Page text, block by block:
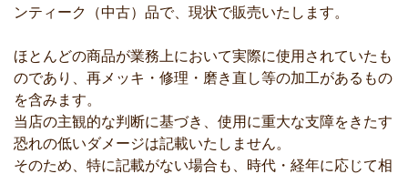
ンティーク（中古）品で、現状で販売いたします。
ほとんどの商品が業務上において実際に使用されていたも
のであり、再メッキ・修理・磨き直し等の加工があるもの
を含みます。
当店の主観的な判断に基づき、使用に重大な支障をきたす
恐れの低いダメージは記載いたしません。
そのため、特に記載がない場合も、時代・経年に応じて相